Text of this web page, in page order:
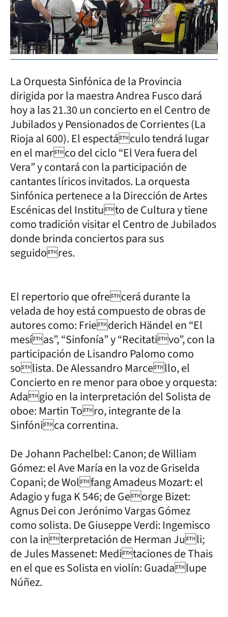
La Orquesta Sinfónica de la Provincia
dirigida por la maestra Andrea Fusco dará
hoy a las 21.30 un concierto en el Centro de
Jubilados y Pensionados de Corrientes (La
Rioja al 600). El espectáculo tendrá lugar
en el marco del ciclo “El Vera fuera del
Vera” y contará con la participación de
cantantes líricos invitados. La orquesta
Sinfónica pertenece a la Dirección de Artes
Escénicas del Instituto de Cultura y tiene
como tradición visitar el Centro de Jubilados
donde brinda conciertos para sus
seguidores.
El repertorio que ofrecerá durante la
velada de hoy está compuesto de obras de
autores como: Friederich Händel en “El
mesías”, “Sinfonía” y “Recitativo”, con la
participación de Lisandro Palomo como
solista. De Alessandro Marcello, el
Concierto en re menor para oboe y orquesta:
Adagio en la interpretación del Solista de
oboe: Martin Toro, integrante de la
Sinfónica correntina.
De Johann Pachelbel: Canon; de William
Gómez: el Ave María en la voz de Griselda
Copani; de Wolfang Amadeus Mozart: el
Adagio y fuga K 546; de George Bizet:
Agnus Dei con Jerónimo Vargas Gómez
como solista. De Giuseppe Verdi: Ingemisco
con la interpretación de Herman Juli;
de Jules Massenet: Meditaciones de Thais
en el que es Solista en violín: Guadalupe
Núñez.